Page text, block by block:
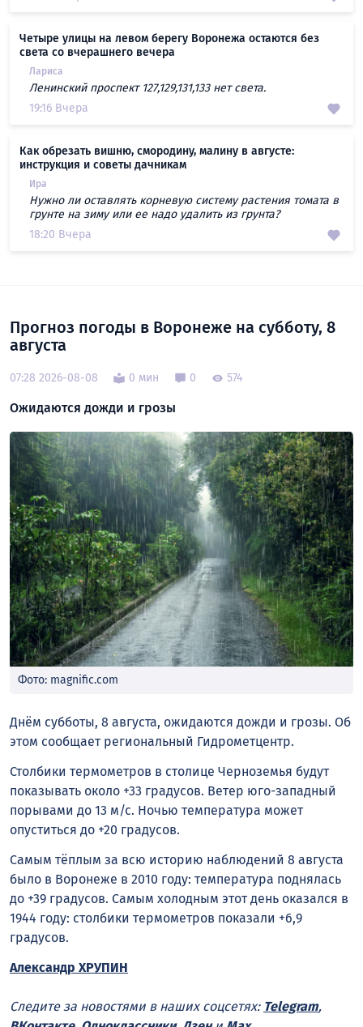
Четыре улицы на левом берегу Воронежа остаются без
света со вчерашнего вечера
Лариса
Ленинский проспект 127,129,131,133 нет света.
19:16 Вчера
Как обрезать вишню, смородину, малину в августе:
инструкция и советы дачникам
Ира
Нужно ли оставлять корневую систему растения томата в
грунте на зиму или ее надо удалить из грунта?
18:20 Вчера
Прогноз погоды в Воронеже на субботу, 8
августа
07:28 2026-08-08 0 мин 0 574
Ожидаются дожди и грозы
Фото: magnific.com
Днём субботы, 8 августа, ожидаются дожди и грозы. Об
этом сообщает региональный Гидрометцентр.
Столбики термометров в столице Черноземья будут
показывать около +33 градусов. Ветер юго-западный
порывами до 13 м/с. Ночью температура может
опуститься до +20 градусов.
Самым тёплым за всю историю наблюдений 8 августа
было в Воронеже в 2010 году: температура поднялась
до +39 градусов. Самым холодным этот день оказался в
1944 году: столбики термометров показали +6,9
градусов.
Александр ХРУПИН
Следите за новостями в наших соцсетях: Telegram,